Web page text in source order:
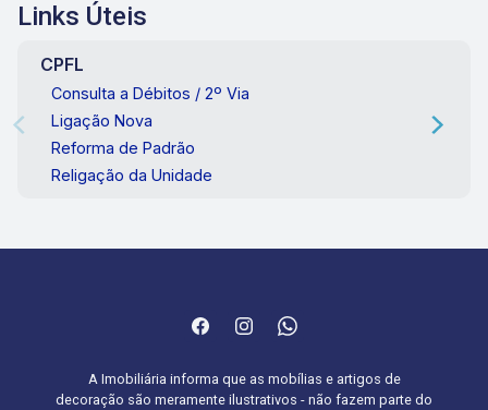
Links Úteis
CPFL
Consulta a Débitos / 2º Via
Ligação Nova
Reforma de Padrão
Religação da Unidade
A Imobiliária informa que as mobílias e artigos de
decoração são meramente ilustrativos - não fazem parte do